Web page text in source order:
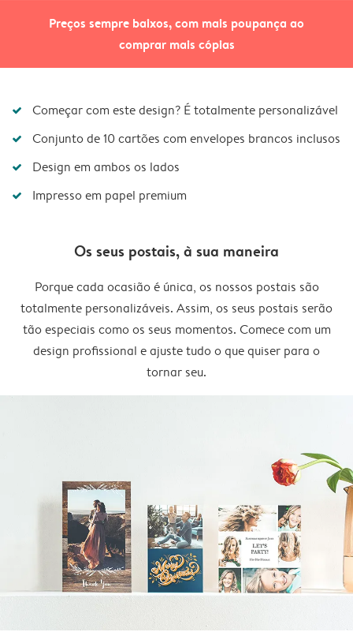
Preços sempre baixos, com mais poupança ao
comprar mais cópias
Começar com este design? É totalmente personalizável
Conjunto de 10 cartões com envelopes brancos inclusos
Design em ambos os lados
Impresso em papel premium
Os seus postais, à sua maneira
Porque cada ocasião é única, os nossos postais são
totalmente personalizáveis. Assim, os seus postais serão
tão especiais como os seus momentos. Comece com um
design profissional e ajuste tudo o que quiser para o
tornar seu.